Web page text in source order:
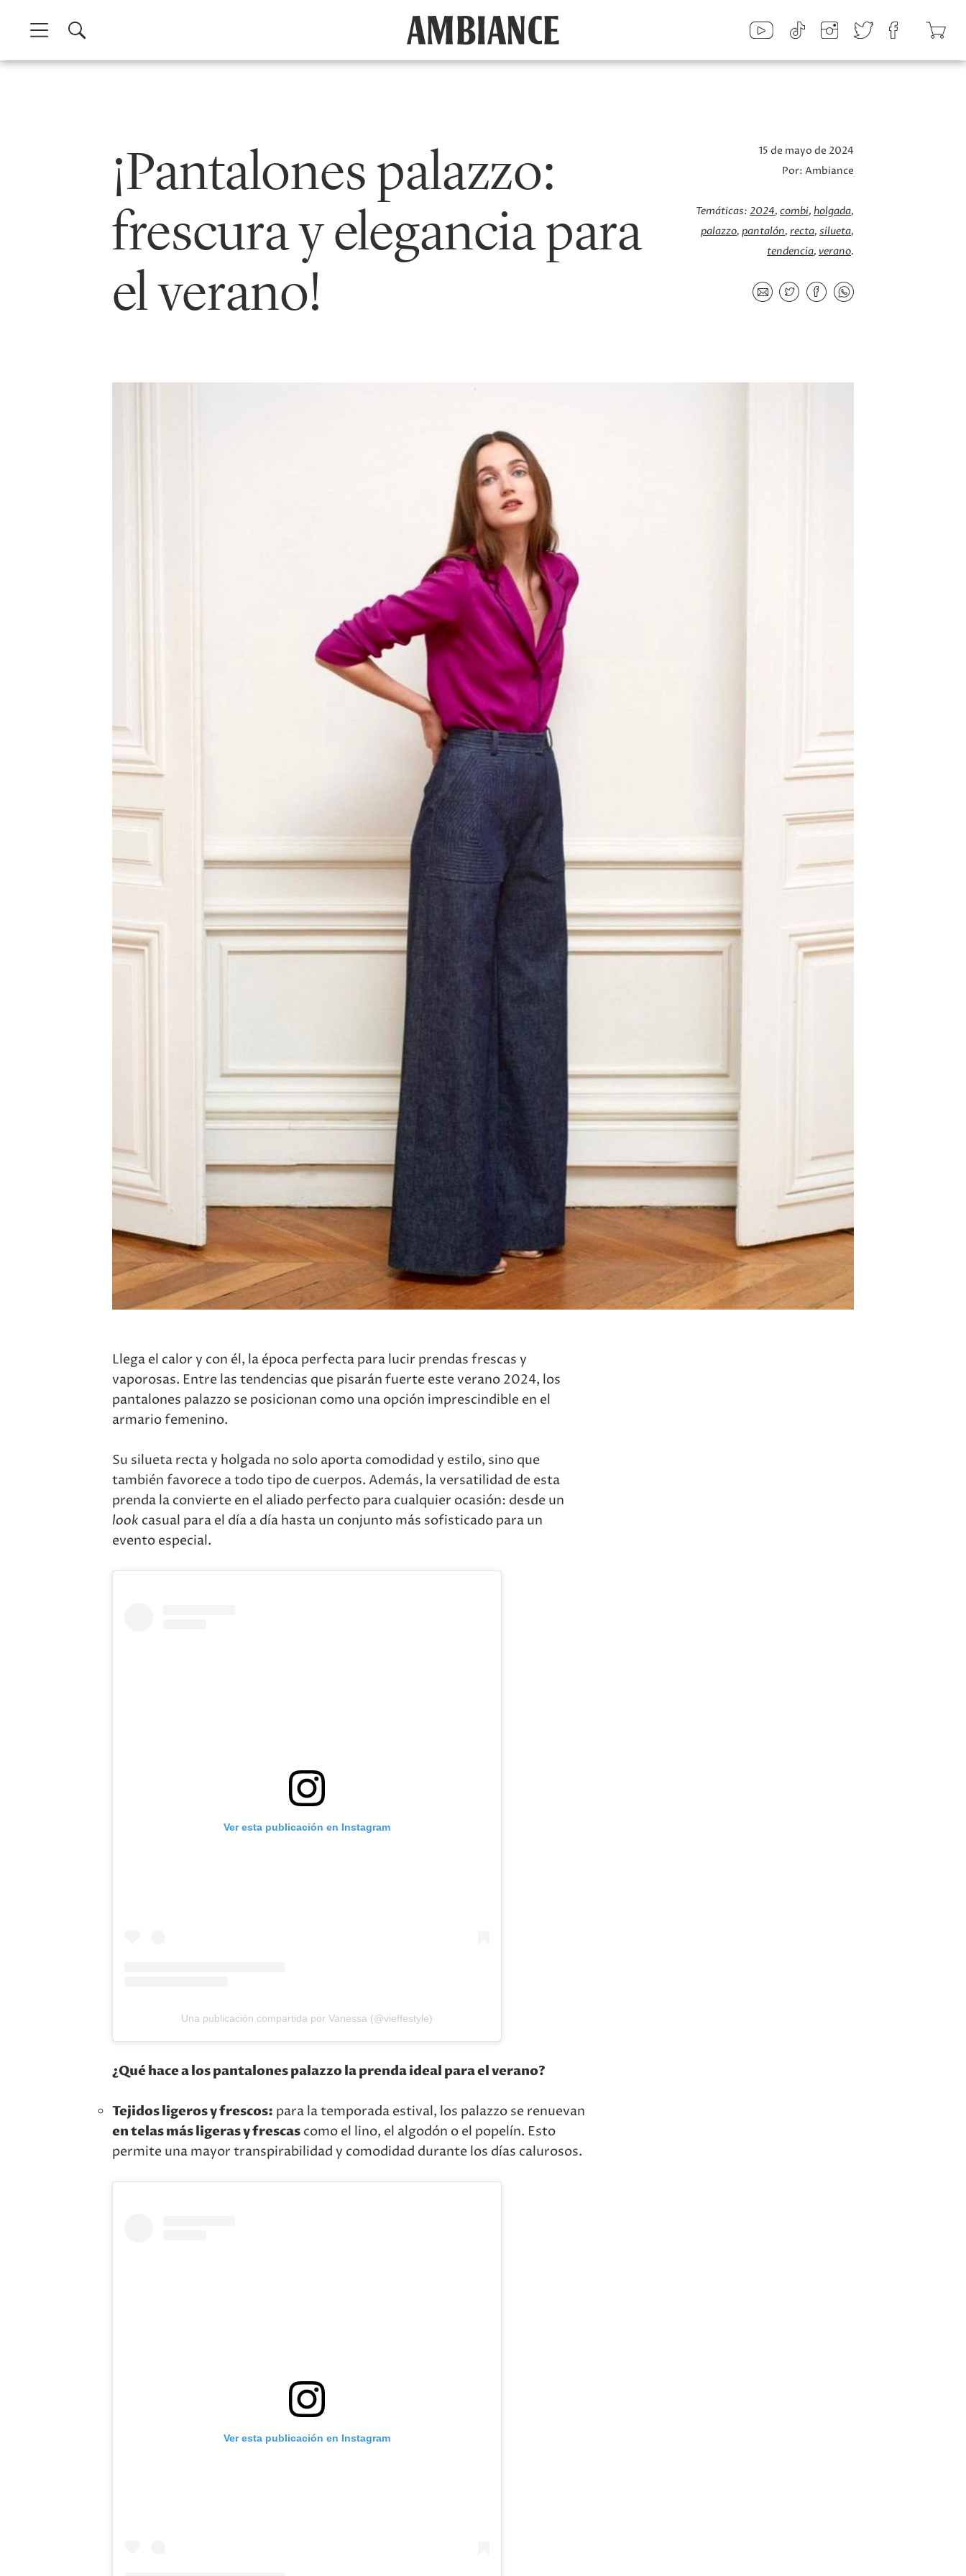
Skip
¡Pantalones palazzo:
frescura y elegancia para
el verano!
15 de mayo de 2024
Por: Ambiance
Temáticas: 2024 combi holgada
palazzo pantalón recta silueta
tendencia verano
Llega el calor y con él, la época perfecta para lucir prendas frescas y
vaporosas. Entre las tendencias que pisarán fuerte este verano 2024, los
pantalones palazzo se posicionan como una opción imprescindible en el
armario femenino.
Su silueta recta y holgada no solo aporta comodidad y estilo, sino que
también favorece a todo tipo de cuerpos. Además, la versatilidad de esta
prenda la convierte en el aliado perfecto para cualquier ocasión: desde un
look casual para el día a día hasta un conjunto más sofisticado para un
evento especial.
Ver esta publicación en Instagram
Una publicación compartida por Vanessa (@vieffestyle)
¿Qué hace a los pantalones palazzo la prenda ideal para el verano?
Tejidos ligeros y frescos: para la temporada estival, los palazzo se renuevan
en telas más ligeras y frescas como el lino, el algodón o el popelín. Esto
permite una mayor transpirabilidad y comodidad durante los días calurosos.
Ver esta publicación en Instagram